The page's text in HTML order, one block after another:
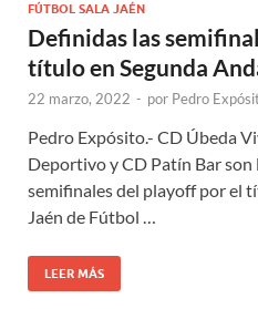
FÚTBOL SALA JAÉN
Definidas las
título en Segunda
22 marzo, 2022 - por Pedro
Pedro Expósito.- CD Úbeda
Deportivo y CD Patín Bar son
semifinales del playoff por el
Jaén de Fútbol …
LEER MÁS